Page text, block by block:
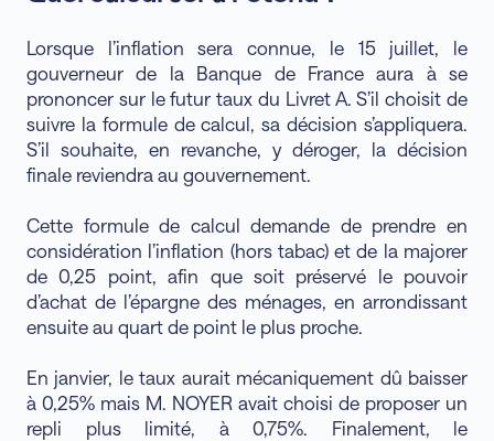
Lorsque l’inflation sera connue, le 15 juillet, le
gouverneur de la Banque de France aura à se
prononcer sur le futur taux du Livret A. S’il choisit de
suivre la formule de calcul, sa décision s’appliquera.
S’il souhaite, en revanche, y déroger, la décision
finale reviendra au gouvernement.
Cette formule de calcul demande de prendre en
considération l’inflation (hors tabac) et de la majorer
de 0,25 point, afin que soit préservé le pouvoir
d’achat de l’épargne des ménages, en arrondissant
ensuite au quart de point le plus proche.
En janvier, le taux aurait mécaniquement dû baisser
à 0,25% mais M. NOYER avait choisi de proposer un
repli plus limité, à 0,75%. Finalement, le